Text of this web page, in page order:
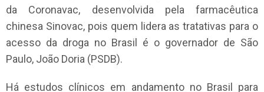
da Coronavac, desenvolvida pela farmacêutica
chinesa Sinovac, pois quem lidera as tratativas para o
acesso da droga no Brasil é o governador de São
Paulo, João Doria (PSDB).
Há estudos clínicos em andamento no Brasil para